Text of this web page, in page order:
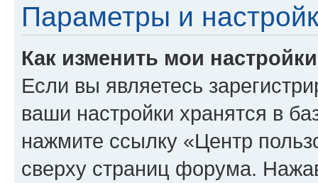
Параметры и
Как изменить мои
Если вы являетесь
ваши настройки хранятся в
нажмите ссылку «Центр
сверху страниц форума.